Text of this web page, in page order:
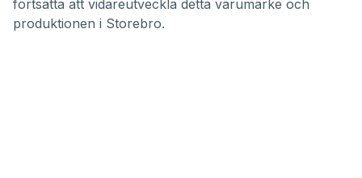
fortsätta att vidareutveckla detta varumärke och
produktionen i Storebro.